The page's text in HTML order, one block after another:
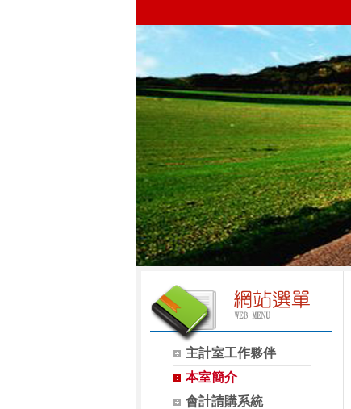
主計室工作夥伴
本室簡介
會計請購系統